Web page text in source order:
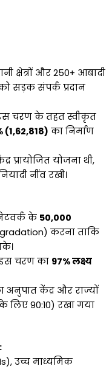
क्षेत्रों और 250+ आबादी
सड़क संपर्क प्रदान
चरण के तहत स्वीकृत
(1,62,818) का निर्माण
प्रायोजित योजना थी,
नींव रखी।
के 50,000
करना ताकि
चरण का 97% लक्ष्य
अनुपात केंद्र और राज्यों
लिए 90:10) रखा गया
उच्च माध्यमिक